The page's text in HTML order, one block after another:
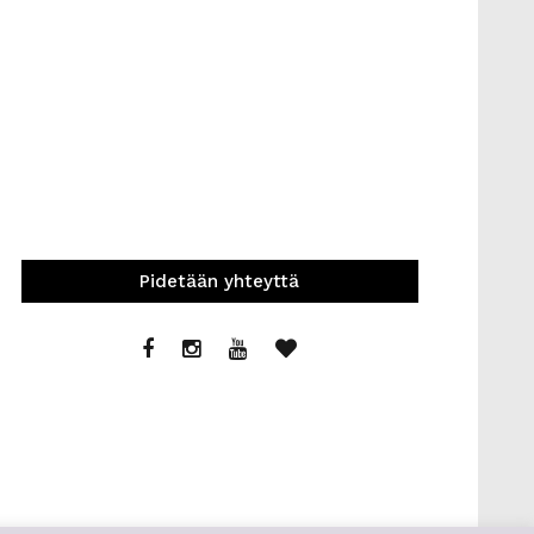
Pidetään yhteyttä